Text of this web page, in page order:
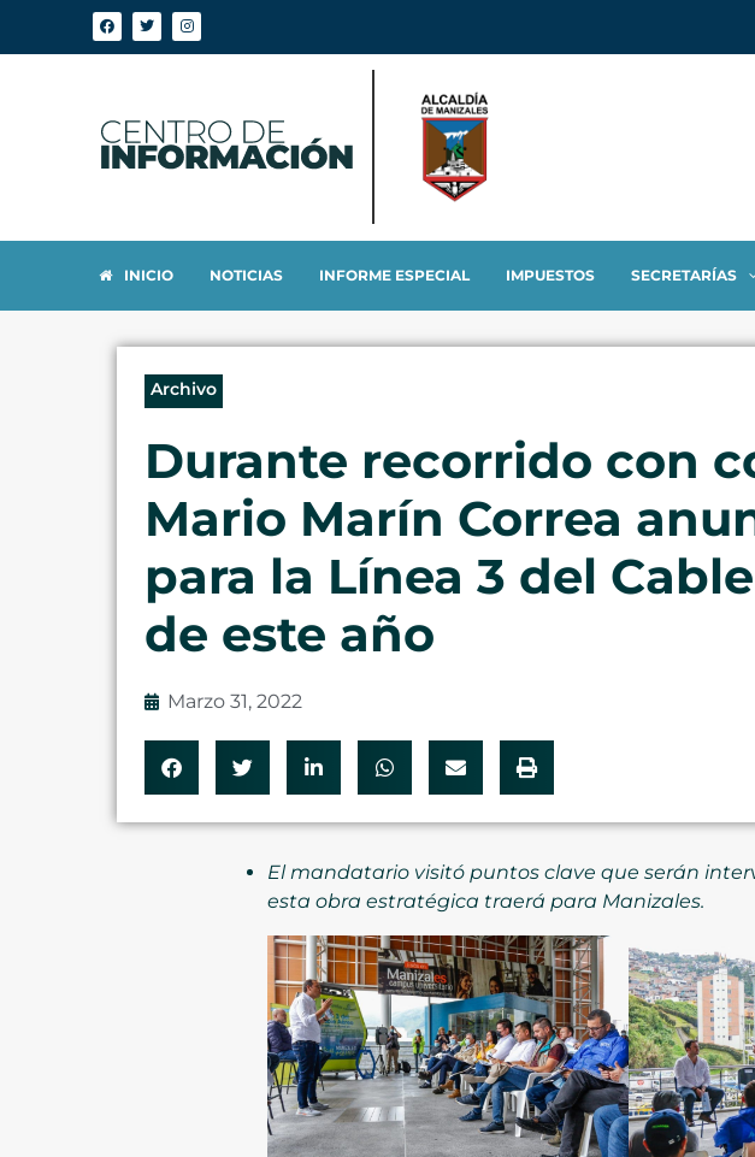
INICIO NOTICIAS INFORME ESPECIAL IMPUESTOS SECRETARÍAS
Archivo
Durante recorrido con
Mario Marín Correa
para la Línea 3 del
de este año
Marzo 31, 2022
El mandatario visitó puntos clave que serán
esta obra estratégica traerá para Manizales.